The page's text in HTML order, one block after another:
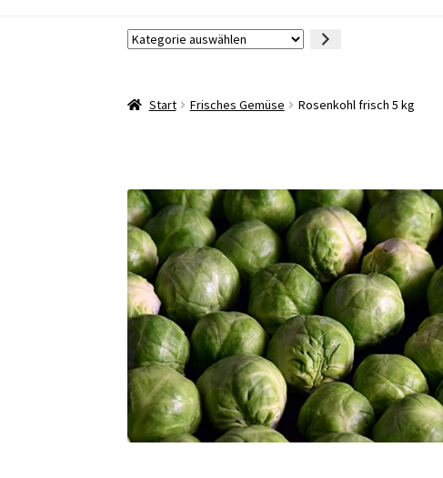
Kategorie
Start Frisches Gemüse Rosenkohl frisch 5 kg